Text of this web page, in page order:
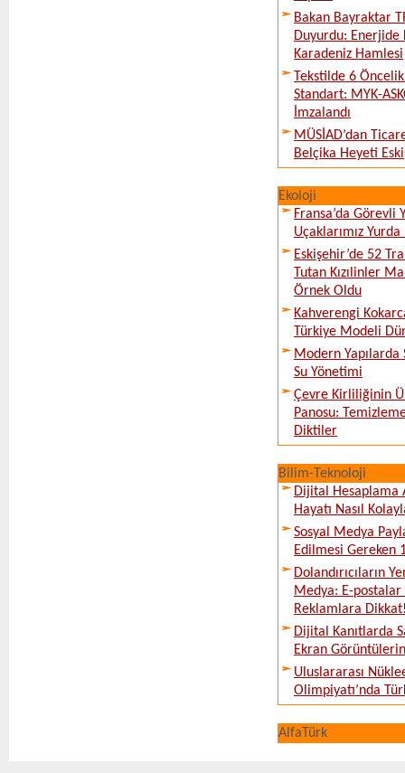
Bakan Bayraktar
Duyurdu: Enerjide
Karadeniz Hamlesi
Tekstilde 6
Standart: MYK-
İmzalandı
MÜSİAD’dan
Belçika Heyeti
Ekoloji
Fransa’da Görevli
Uçaklarımız
Eskişehir’de 52
Tutan Kızılinler
Örnek Oldu
Kahverengi
Türkiye Modeli
Modern Yapılarda
Su Yönetimi
Çevre Kirliliğinin
Panosu:
Diktiler
Bilim-Teknoloji
Dijital Hesaplama
Hayatı Nasıl
Sosyal Medya
Edilmesi Gereken
Dolandırıcıların
Medya: E-postalar
Reklamlara
Dijital Kanıtlarda
Ekran
Uluslararası
Olimpiyatı’nda
AlfaTürk